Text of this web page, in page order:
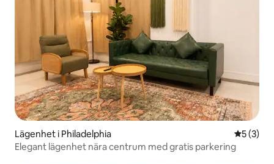
Lägenhet i Philadelphia 5 av 5 i
5 (3)
Elegant lägenhet nära centrum med gratis parkering